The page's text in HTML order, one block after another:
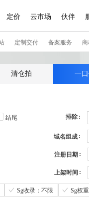
清仓拍 一
结尾 排除
域名组成
注册日期
上架时间
Sg收录：不限 Sg权